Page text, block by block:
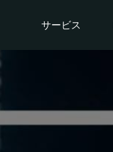
サービス